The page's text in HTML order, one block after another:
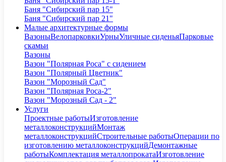
Баня "Сибирский пар 15"
Баня "Сибирский пар 21"
Малые архитектурные формы
ВазоныВелопарковкиУрныУличные сиденьяПарковые
скамьи
Вазоны
Вазон "Полярная Роса" с сидением
Вазон "Полярный Цветник"
Вазон "Морозный Сад"
Вазон "Полярная Роса-2"
Вазон "Морозный Сад - 2"
Услуги
Проектные работыИзготовление
металлоконструкцийМонтаж
металлоконструкцийСтроительные работыОперации по
изготовлению металлоконструкцийДемонтажные
работыКомплектация металлопрокатаИзготовление